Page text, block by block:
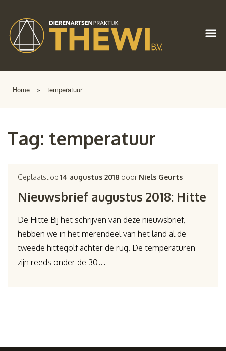
Home » temperatuur
Tag: temperatuur
Geplaatst op14 augustus 2018 door Niels Geurts
Nieuwsbrief augustus 2018: Hitte
De Hitte Bij het schrijven van deze nieuwsbrief,
hebben we in het merendeel van het land al de
tweede hittegolf achter de rug. De temperaturen
zijn reeds onder de 30…